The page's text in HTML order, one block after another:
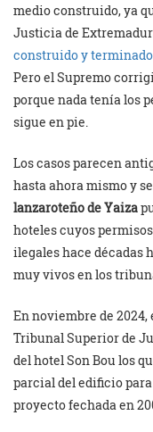
medio construido, ya
Justicia de
construido y terminado
Pero el Supremo
porque nada tenía los
sigue en pie.
Los casos parecen
hasta ahora mismo y
lanzaroteño de Yaiza
hoteles cuyos
ilegales hace décadas
muy vivos en los
En noviembre de
Tribunal Superior de
del hotel Son Bou los
parcial del edificio
proyecto fechada en